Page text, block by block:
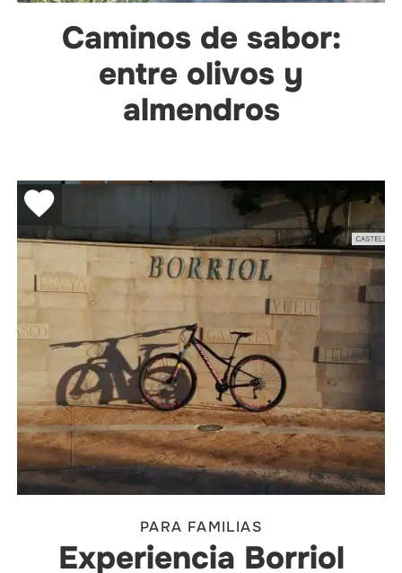
Caminos de sabor:
entre olivos y
almendros
PARA FAMILIAS
Experiencia Borriol